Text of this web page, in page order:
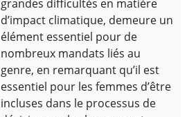
grandes difficultés en matière
d’impact climatique, demeure un
élément essentiel pour de
nombreux mandats liés au
genre, en remarquant qu’il est
essentiel pour les femmes d’être
incluses dans le processus de